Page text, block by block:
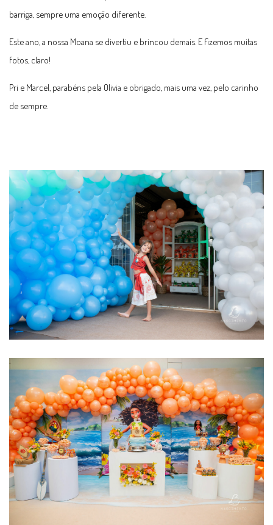
barriga, sempre uma emoção diferente.
Este ano, a nossa Moana se divertiu e brincou demais. E fizemos muitas
fotos, claro!
Pri e Marcel, parabéns pela Olivia e obrigado, mais uma vez, pelo carinho
de sempre.